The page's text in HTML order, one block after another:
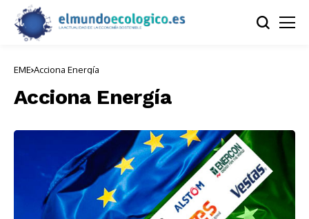
EME Acciona Energía
Acciona Energía